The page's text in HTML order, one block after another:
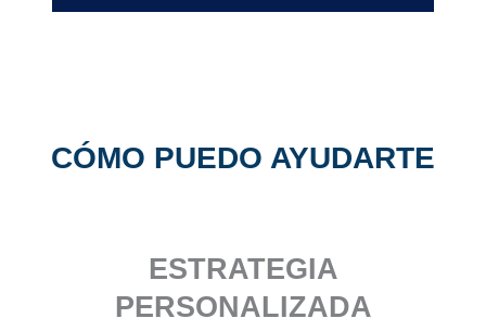
CÓMO PUEDO AYUDARTE
ESTRATEGIA
PERSONALIZADA​